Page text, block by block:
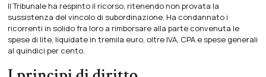
Il Tribunale ha respinto il ricorso, ritenendo non provata la
sussistenza del vincolo di subordinazione. Ha condannato i
ricorrenti in solido fra loro a rimborsare alla parte convenuta le
spese di lite, liquidate in tremila euro, oltre IVA, CPA e spese generali
al quindici per cento.